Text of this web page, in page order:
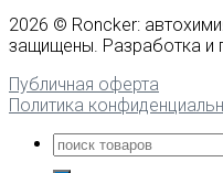
2026 © Roncker:
защищены. Разработка и
Публичная оферта
Политика